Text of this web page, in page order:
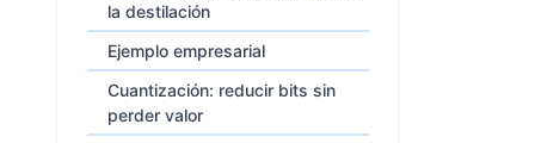
la destilación
Ejemplo empresarial
Cuantización: reducir bits sin
perder valor